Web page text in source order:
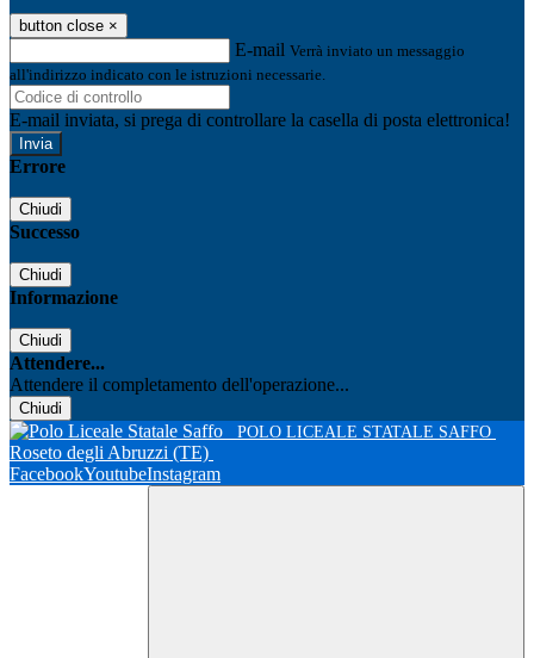
button close ×
E-mail Verrà inviato un messaggio
all'indirizzo indicato con le istruzioni necessarie.
E-mail inviata, si prega di controllare la casella di posta elettronica!
Errore
Chiudi
Successo
Chiudi
Informazione
Chiudi
Attendere...
Attendere il completamento dell'operazione...
Chiudi
POLO LICEALE STATALE SAFFO
Roseto degli Abruzzi (TE)
FacebookYoutubeInstagram